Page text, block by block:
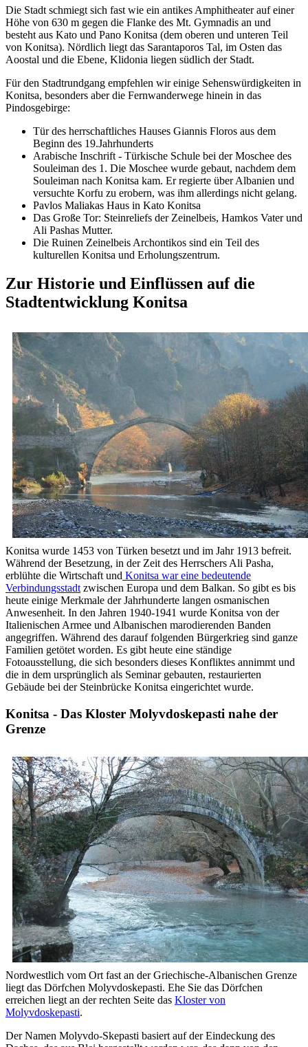
Die Stadt schmiegt sich fast wie ein antikes Amphitheater auf einer
Höhe von 630 m gegen die Flanke des Mt. Gymnadis an und
besteht aus Kato und Pano Konitsa (dem oberen und unteren Teil
von Konitsa). Nördlich liegt das Sarantaporos Tal, im Osten das
Aoostal und die Ebene, Klidonia liegen südlich der Stadt.
Für den Stadtrundgang empfehlen wir einige Sehenswürdigkeiten in
Konitsa, besonders aber die Fernwanderwege hinein in das
Pindosgebirge:
Tür des herrschaftliches Hauses Giannis Floros aus dem
Beginn des 19.Jahrhunderts
Arabische Inschrift - Türkische Schule bei der Moschee des
Souleiman des 1. Die Moschee wurde gebaut, nachdem dem
Souleiman nach Konitsa kam. Er regierte über Albanien und
versuchte Korfu zu erobern, was ihm allerdings nicht gelang.
Pavlos Maliakas Haus in Kato Konitsa
Das Große Tor: Steinreliefs der Zeinelbeis, Hamkos Vater und
Ali Pashas Mutter.
Die Ruinen Zeinelbeis Archontikos sind ein Teil des
kulturellen Konitsa und Erholungszentrum.
Zur Historie und Einflüssen auf die
Stadtentwicklung Konitsa
Konitsa wurde 1453 von Türken besetzt und im Jahr 1913 befreit.
Während der Besetzung, in der Zeit des Herrschers Ali Pasha,
erblühte die Wirtschaft und Konitsa war eine bedeutende
Verbindungsstadt zwischen Europa und dem Balkan. So gibt es bis
heute einige Merkmale der Jahrhunderte langen osmanischen
Anwesenheit. In den Jahren 1940-1941 wurde Konitsa von der
Italienischen Armee und Albanischen marodierenden Banden
angegriffen. Während des darauf folgenden Bürgerkrieg sind ganze
Familien getötet worden. Es gibt heute eine ständige
Fotoausstellung, die sich besonders dieses Konfliktes annimmt und
die in dem ursprünglich als Seminar gebauten, restaurierten
Gebäude bei der Steinbrücke Konitsa eingerichtet wurde.
Konitsa - Das Kloster Molyvdoskepasti nahe der
Grenze
Nordwestlich vom Ort fast an der Griechische-Albanischen Grenze
liegt das Dörfchen Molyvdoskepasti. Ehe Sie das Dörfchen
erreichen liegt an der rechten Seite das Kloster von
Molyvdoskepasti.
Der Namen Molyvdo-Skepasti basiert auf der Eindeckung des